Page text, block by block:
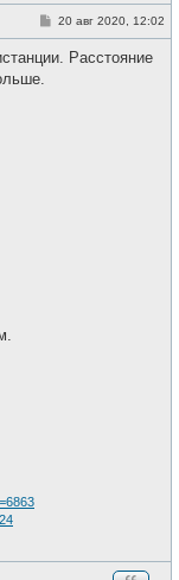
е
в
с
С
б
20 авг 2020, 12:02
Расстояние